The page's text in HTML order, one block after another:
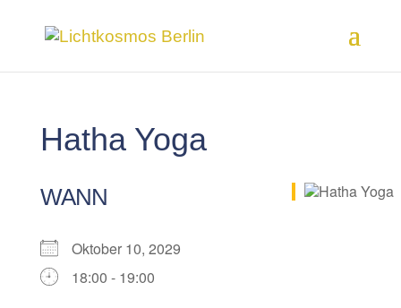
Hatha Yoga
WANN
Oktober 10, 2029
18:00 - 19:00